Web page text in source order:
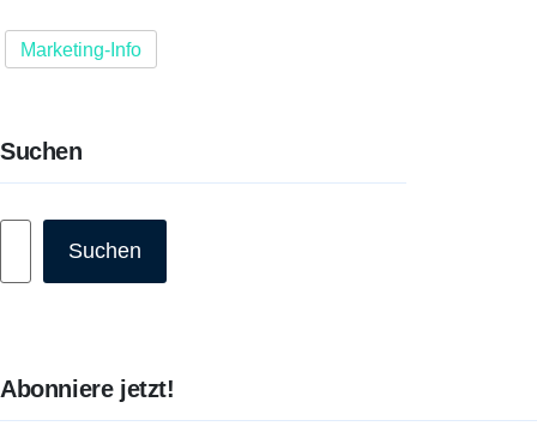
Marketing-Info
Suchen
Suchen
Abonniere jetzt!